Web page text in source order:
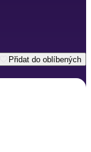
Přidat do oblíbených